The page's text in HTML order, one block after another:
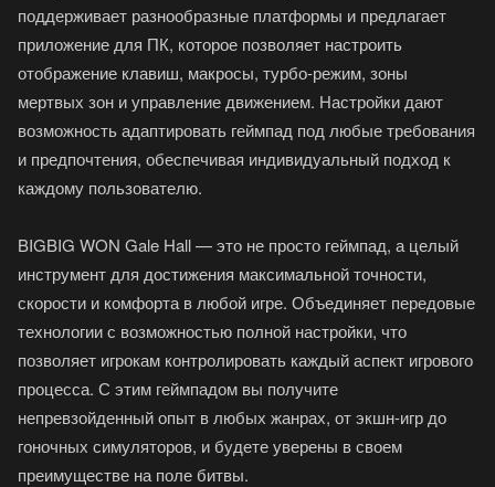
поддерживает разнообразные платформы и предлагает
приложение для ПК, которое позволяет настроить
отображение клавиш, макросы, турбо-режим, зоны
мертвых зон и управление движением. Настройки дают
возможность адаптировать геймпад под любые требования
и предпочтения, обеспечивая индивидуальный подход к
каждому пользователю.
BIGBIG WON Gale Hall — это не просто геймпад, а целый
инструмент для достижения максимальной точности,
скорости и комфорта в любой игре. Объединяет передовые
технологии с возможностью полной настройки, что
позволяет игрокам контролировать каждый аспект игрового
процесса. С этим геймпадом вы получите
непревзойденный опыт в любых жанрах, от экшн-игр до
гоночных симуляторов, и будете уверены в своем
преимуществе на поле битвы.